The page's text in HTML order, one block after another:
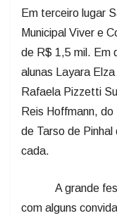
Em terceiro lugar
Municipal Viver e
de R$ 1,5 mil. Em
alunas Layara
Rafaela Pizzetti
Reis Hoffmann,
de Tarso de
cada.
A grande festa
com alguns